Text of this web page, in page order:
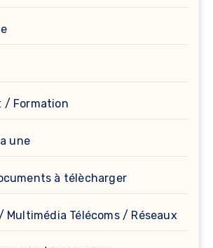
/ Formation
une
à télècharger
Multimédia Télécoms / Réseaux